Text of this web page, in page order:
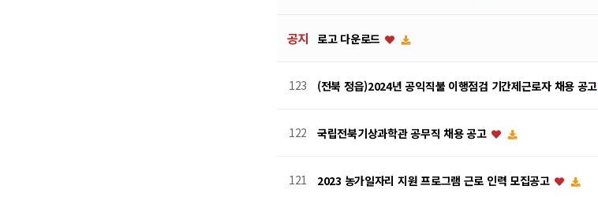
공지 로고 다운로드
123 (전북 정읍)2024년 공익직불 이행점검 기간제근로자 채용 공고
122 국립전북기상과학관 공무직 채용 공고
121 2023 농가일자리 지원 프로그램 근로 인력 모집공고